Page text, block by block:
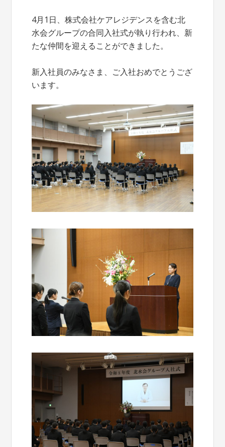
4月1日、株式会社ケアレジデンスを含む北
水会グループの合同入社式が執り行われ、新
たな仲間を迎えることができました。
新入社員のみなさま、ご入社おめでとうござ
います。